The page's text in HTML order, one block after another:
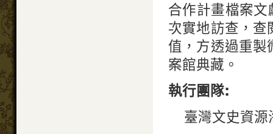
合作計畫檔案
次實地訪查，查
值，方透過重製
案館典藏。
執行團隊:
臺灣文史資